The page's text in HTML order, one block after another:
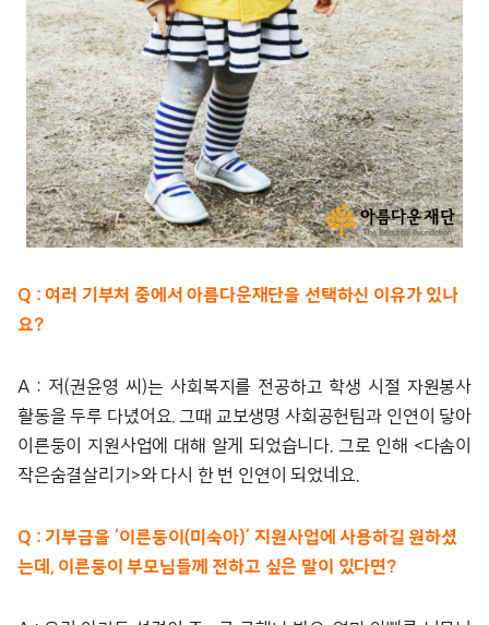
Q : 여러 기부처 중에서 아름다운재단을 선택하신 이유가 있나
요?
A : 저(권윤영 씨)는 사회복지를 전공하고 학생 시절 자원봉사
활동을 두루 다녔어요. 그때 교보생명 사회공헌팀과 인연이 닿아
이른둥이 지원사업에 대해 알게 되었습니다. 그로 인해 <다솜이
작은숨결살리기>와 다시 한 번 인연이 되었네요.
Q : 기부금을 ‘이른둥이(미숙아)’ 지원사업에 사용하길 원하셨
는데, 이른둥이 부모님들께 전하고 싶은 말이 있다면?